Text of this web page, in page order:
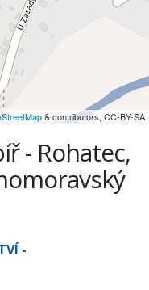
& contributors, CC-BY-SA
- Rohatec,
-